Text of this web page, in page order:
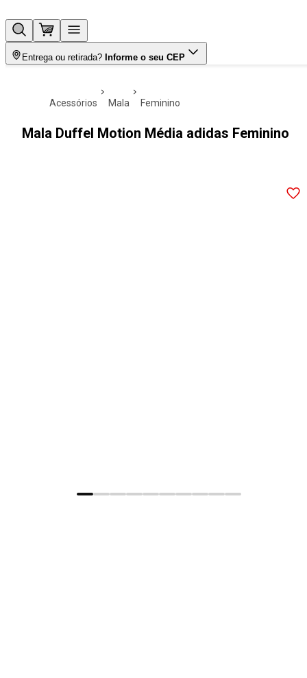
Entrega ou retirada? Informe o seu CEP
acessórios mala feminino
Mala Duffel Motion Média adidas Feminino